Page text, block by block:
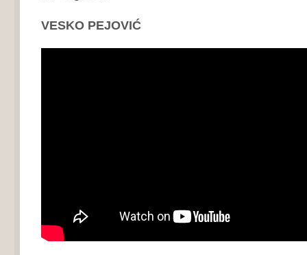
VESKO PEJOVIĆ